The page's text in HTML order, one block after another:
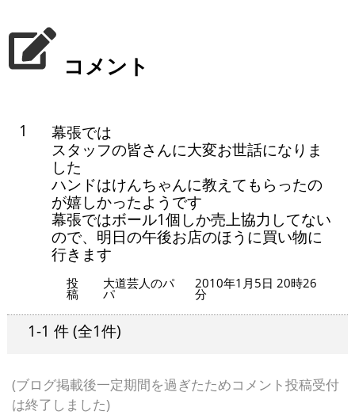
コメント
1
幕張では
スタッフの皆さんに大変お世話になりま
した
ハンドはけんちゃんに教えてもらったの
が嬉しかったようです
幕張ではボール1個しか売上協力してない
ので、明日の午後お店のほうに買い物に
行きます
投
稿
大道芸人のパ
パ
2010年1月5日 20時26
分
1-1 件 (全1件)
(ブログ掲載後一定期間を過ぎたためコメント投稿受付
は終了しました)